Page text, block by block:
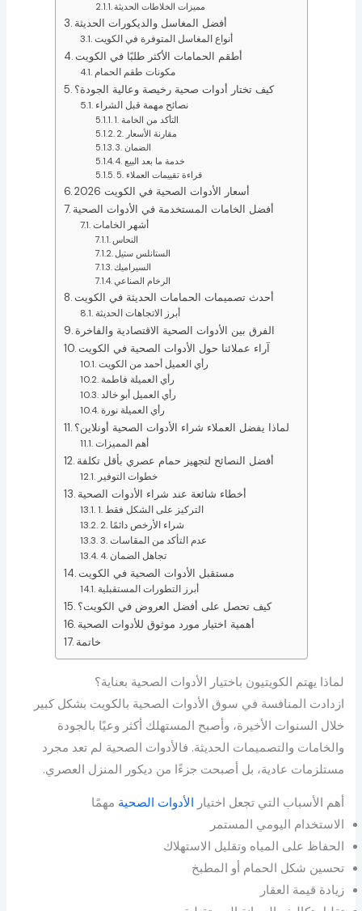
مميزات الخلاطات الحديثة
أفضل المغاسل والديكورات الحديثة
أنواع المغاسل المتوفرة في الكويت
أطقم الحمامات الأكثر طلبًا في الكويت
مكونات طقم الحمام
كيف تختار أدوات صحية رخيصة وعالية الجودة؟
نصائح مهمة قبل الشراء
1. التأكد من الخامة
2. مقارنة الأسعار
3. الضمان
4. خدمة ما بعد البيع
5. قراءة تقييمات العملاء
أسعار الأدوات الصحية في الكويت 2026
أفضل الخامات المستخدمة في الأدوات الصحية
أشهر الخامات
النحاس
الستانلس ستيل
السيراميك
الرخام الصناعي
أحدث تصميمات الحمامات الحديثة في الكويت
أبرز الاتجاهات الحديثة
الفرق بين الأدوات الصحية الاقتصادية والفاخرة
آراء عملائنا حول الأدوات الصحية في الكويت
رأي العميل أحمد من الكويت
رأي العميلة فاطمة
رأي العميل أبو خالد
رأي العميلة نورة
لماذا يفضل العملاء شراء الأدوات الصحية أونلاين؟
أهم المميزات
أفضل النصائح لتجهيز حمام عصري بأقل تكلفة
خطوات التوفير
أخطاء شائعة عند شراء الأدوات الصحية
1. التركيز على الشكل فقط
2. شراء الأرخص دائمًا
3. عدم التأكد من المقاسات
4. تجاهل الضمان
مستقبل الأدوات الصحية في الكويت
أبرز التطورات المستقبلية
كيف تحصل على أفضل العروض في الكويت؟
أهمية اختيار مورد موثوق للأدوات الصحية
خاتمة
لماذا يهتم الكويتيون باختيار الأدوات الصحية بعناية؟
ازدادت المنافسة في سوق الأدوات الصحية بالكويت بشكل كبير
خلال السنوات الأخيرة، وأصبح المستهلك أكثر وعيًا بالجودة
والخامات والتصميمات الحديثة. فالأدوات الصحية لم تعد مجرد
مستلزمات عادية، بل أصبحت جزءًا من ديكور المنزل العصري.
أهم الأسباب التي تجعل اختيار الأدوات الصحية مهمًا
الاستخدام اليومي المستمر
الحفاظ على المياه وتقليل الاستهلاك
تحسين شكل الحمام أو المطبخ
زيادة قيمة العقار